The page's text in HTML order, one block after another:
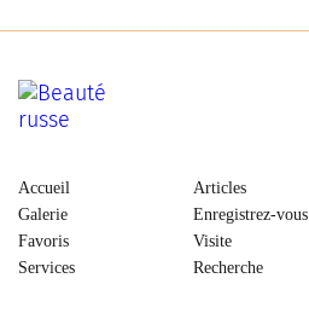
Accueil
Galerie
Favoris
Services
Articles
Enregistrez-vous
Visite
Recherche